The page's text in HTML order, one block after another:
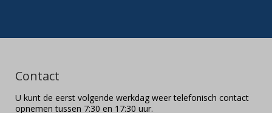
Contact
U kunt de eerst volgende werkdag weer telefonisch contact
opnemen tussen 7:30 en 17:30 uur.